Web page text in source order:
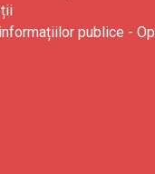
publice -